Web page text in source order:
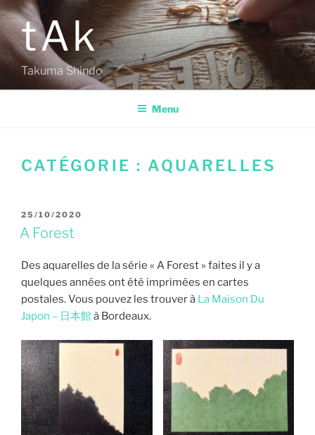
Aller
au
contenu
principaltAk
Takuma Shindo
Menu
CATÉGORIE : AQUARELLES
PUBLIÉ
LE
25/10/2020
A Forest
Des aquarelles de la série « A Forest » faites il y a
quelques années ont été imprimées en cartes
postales. Vous pouvez les trouver à La Maison Du
Japon – 日本館à Bordeaux.